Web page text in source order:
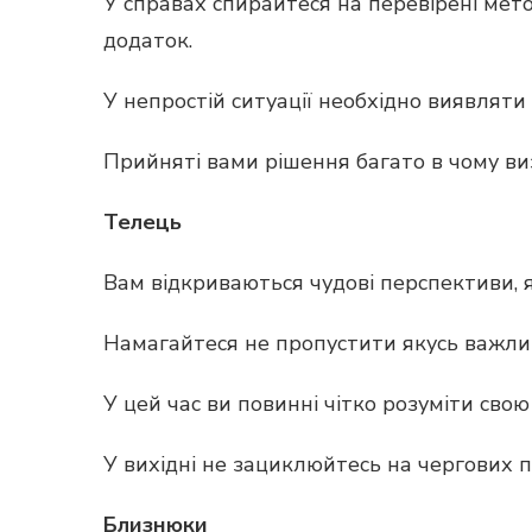
додаток.
У непростій ситуації необхідно
Прийняті вами рішення багато в чому
Телець
Вам відкриваються чудові
Намагайтеся не пропустити якусь
У цей час ви повинні чітко розуміти
У вихідні не зациклюйтесь на чергових
Близнюки